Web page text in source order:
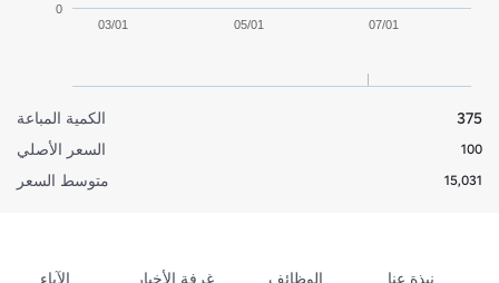
03/01 05/01 07/01
0
الكمية المباعة
375
السعر الأصلي
100
متوسط السعر 15,031
نبذة عنا الوظائف غرفة الأخبار الآباء